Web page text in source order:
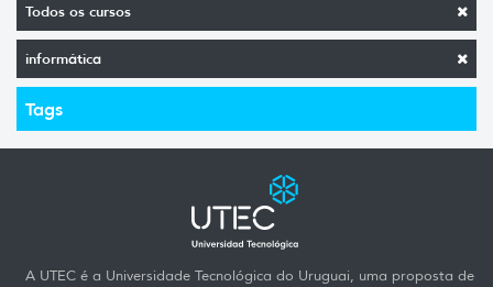
Todos os cursos
informática
Tags
A UTEC é a Universidade Tecnológica do Uruguai, uma proposta de